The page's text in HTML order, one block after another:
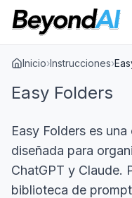
Inicio›Instrucciones›
Easy Folders
Easy Folders es
diseñada para
ChatGPT y Claude.
biblioteca de